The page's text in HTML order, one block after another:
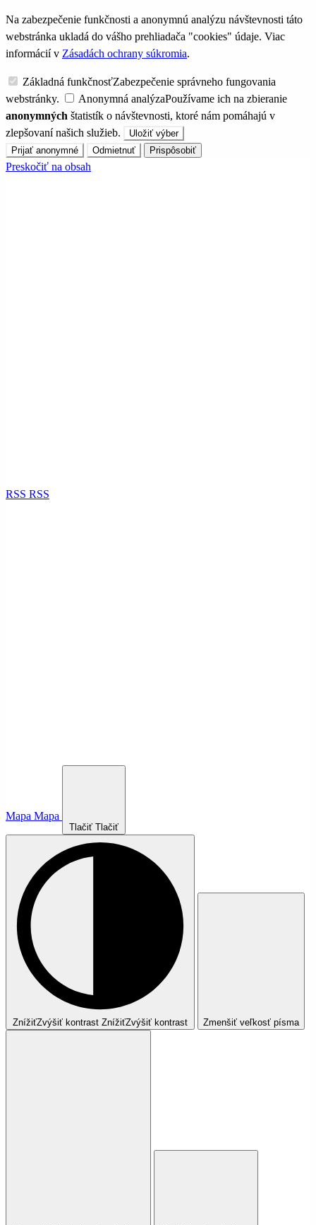
Na zabezpečenie funkčnosti a anonymnú analýzu návštevnosti táto
webstránka ukladá do vášho prehliadača "cookies" údaje. Viac
informácií v Zásadách ochrany súkromia.
Základná funkčnosťZabezpečenie správneho fungovania
webstránky.
Anonymná analýzaPoužívame ich na zbieranie
anonymných štatistík o návštevnosti, ktoré nám pomáhajú v
zlepšovaní našich služieb.
Uložiť výber
Prijať anonymné
Odmietnuť Prispôsobiť
Preskočiť na obsah
RSS RSS
Mapa Mapa
Tlačiť Tlačiť
ZnížiťZvýšiť kontrast ZnížiťZvýšiť kontrast Zmenšiť veľkosť písma